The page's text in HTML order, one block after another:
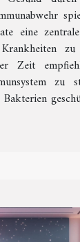
eine
zu
Zeit
zu